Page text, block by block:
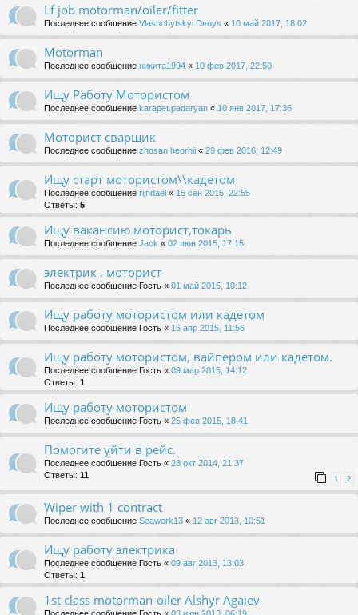
Lf job motorman/oiler/fitter
Последнее сообщение Vlashchytskyi Denys « 10 май 2017, 18:02
Motorman
Последнее сообщение никита1994 « 10 фев 2017, 22:50
Ищу Работу Мотористом
Последнее сообщение karapet.padaryan « 10 янв 2017, 17:36
Моторист сварщик
Последнее сообщение zhosan heorhii « 29 фев 2016, 12:49
Ищу старт мотористом\\кадетом
Последнее сообщение rijndael « 15 сен 2015, 22:55
Ответы: 5
Ищу вакансию моторист,токарь
Последнее сообщение Jack « 02 июн 2015, 17:15
электрик , моторист
Последнее сообщение Гость « 01 май 2015, 10:12
Ищу работу мотористом или кадетом
Последнее сообщение Гость « 16 апр 2015, 11:56
Ищу работу мотористом, вайпером или кадетом.
Последнее сообщение Гость « 09 мар 2015, 14:12
Ответы: 1
Ищу работу мотористом
Последнее сообщение Гость « 25 фев 2015, 18:41
Помогите уйти в рейс.
Последнее сообщение Гость « 28 окт 2014, 21:37
Ответы: 11 1 2
Wiper with 1 contract
Последнее сообщение Seawork13 « 12 авг 2013, 10:51
Ищу работу электрика
Последнее сообщение Гость « 09 авг 2013, 13:03
Ответы: 1
1st class motorman-oiler Alshyr Agaiev